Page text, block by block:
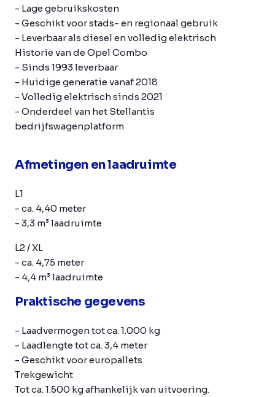
- Lage gebruikskosten
- Geschikt voor stads- en regionaal gebruik
- Leverbaar als diesel en volledig elektrisch
Historie van de Opel Combo
- Sinds 1993 leverbaar
- Huidige generatie vanaf 2018
- Volledig elektrisch sinds 2021
- Onderdeel van het Stellantis
bedrijfswagenplatform
Afmetingen en laadruimte
L1
- ca. 4,40 meter
- 3,3 m³ laadruimte
L2 / XL
- ca. 4,75 meter
- 4,4 m³ laadruimte
Praktische gegevens
- Laadvermogen tot ca. 1.000 kg
- Laadlengte tot ca. 3,4 meter
- Geschikt voor europallets
Trekgewicht
Tot ca. 1.500 kg afhankelijk van uitvoering.